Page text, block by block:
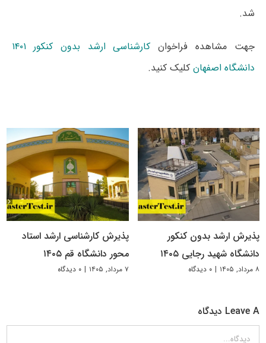
شد.
جهت مشاهده فراخوان
کارشناسی ارشد بدون کنکور ۱۴۰۱
دانشگاه اصفهان کلیک کنید.
پذیرش ارشد بدون کنکور
دانشگاه شهید رجایی ۱۴۰۵
۸ مرداد, ۱۴۰۵ | ۰ دیدگاه
پذیرش کارشناسی ارشد استاد
محور دانشگاه قم ۱۴۰۵
۷ مرداد, ۱۴۰۵ | ۰ دیدگاه
Leave A دیدگاه
دیدگاه